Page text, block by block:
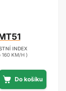
INDEX
160 KM/H )